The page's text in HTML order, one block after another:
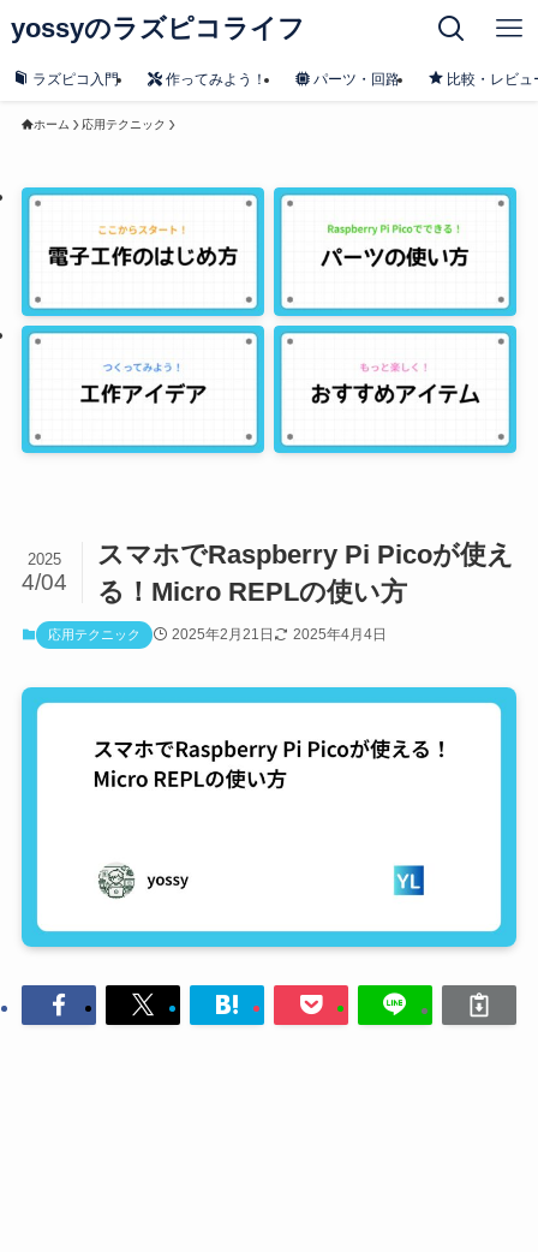
yossyのラズピコライフ
ラズピコ入門 作ってみよう！ パーツ・回路 比較・レビュ
ホーム 応用テクニック
スマホでRaspberry Pi Picoが使え
る！Micro REPLの使い方
2025
4/04
応用テクニック 2025年2月21日 2025年4月4日